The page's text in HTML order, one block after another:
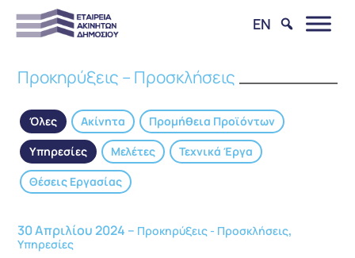
EN
Προκηρύξεις – Προσκλήσεις
Όλες Ακίνητα
Προμήθεια Προϊόντων
Υπηρεσίες
Μελέτες
Τεχνικά Έργα
Θέσεις Εργασίας
30 Απριλίου 2024 – Προκηρύξεις - Προσκλήσεις,
Υπηρεσίες